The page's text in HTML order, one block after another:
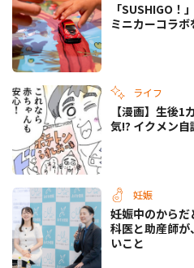
「SUSHIGO
ミニカーコラ
ライフ
【漫画】生後1
気!? イクメン
妊娠
妊娠中のから
科医と助産師
いこと